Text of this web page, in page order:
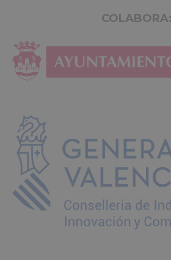
COLABORA: